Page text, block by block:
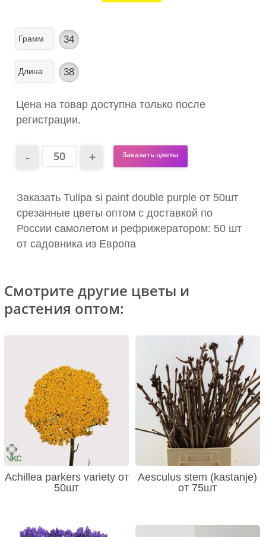
Грамм 34
Длина 38
Цена на товар доступна только после
регистрации.
Заказать цветы
Заказать Tulipa si paint double purple от 50шт
срезанные цветы оптом с доставкой по
России самолетом и рефрижератором: 50 шт
от садовника из Европа
Смотрите другие цветы и
растения оптом:
Achillea parkers variety от
50шт
Aesculus stem (kastanje)
от 75шт